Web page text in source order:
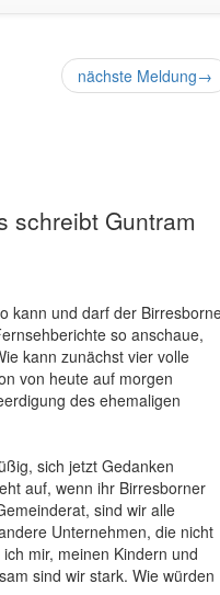
nächste Meldung→
schreibt Guntram
kann und darf der
so anschaue,
kann zunächst vier volle
von heute auf morgen
des ehemaligen
sich jetzt Gedanken
auf, wenn ihr Birresborner
sind wir alle
Unternehmen, die nicht
mir, meinen Kindern und
sind wir stark. Wie würden